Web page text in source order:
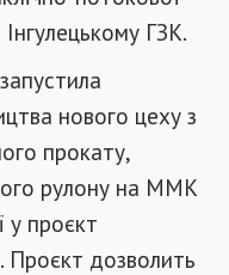
ГЗК.
нового цеху з
прокату,
рулону на ММК
у проєкт
Проєкт дозволить